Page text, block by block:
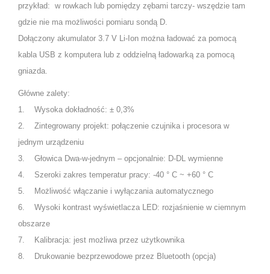
przykład: w rowkach lub pomiędzy zębami tarczy- wszędzie tam
gdzie nie ma możliwości pomiaru sondą D.
Dołączony akumulator 3.7 V Li-Ion można ładować za pomocą
kabla USB z komputera lub z oddzielną ładowarką za pomocą
gniazda.
Główne zalety:
1. Wysoka dokładność: ± 0,3%
2. Zintegrowany projekt: połączenie czujnika i procesora w
jednym urządzeniu
3. Głowica Dwa-w-jednym – opcjonalnie: D-DL wymienne
4. Szeroki zakres temperatur pracy: -40 ° C ~ +60 ° C
5. Możliwość włączanie i wyłączania automatycznego
6. Wysoki kontrast wyświetlacza LED: rozjaśnienie w ciemnym
obszarze
7. Kalibracja: jest możliwa przez użytkownika
8. Drukowanie bezprzewodowe przez Bluetooth (opcja)